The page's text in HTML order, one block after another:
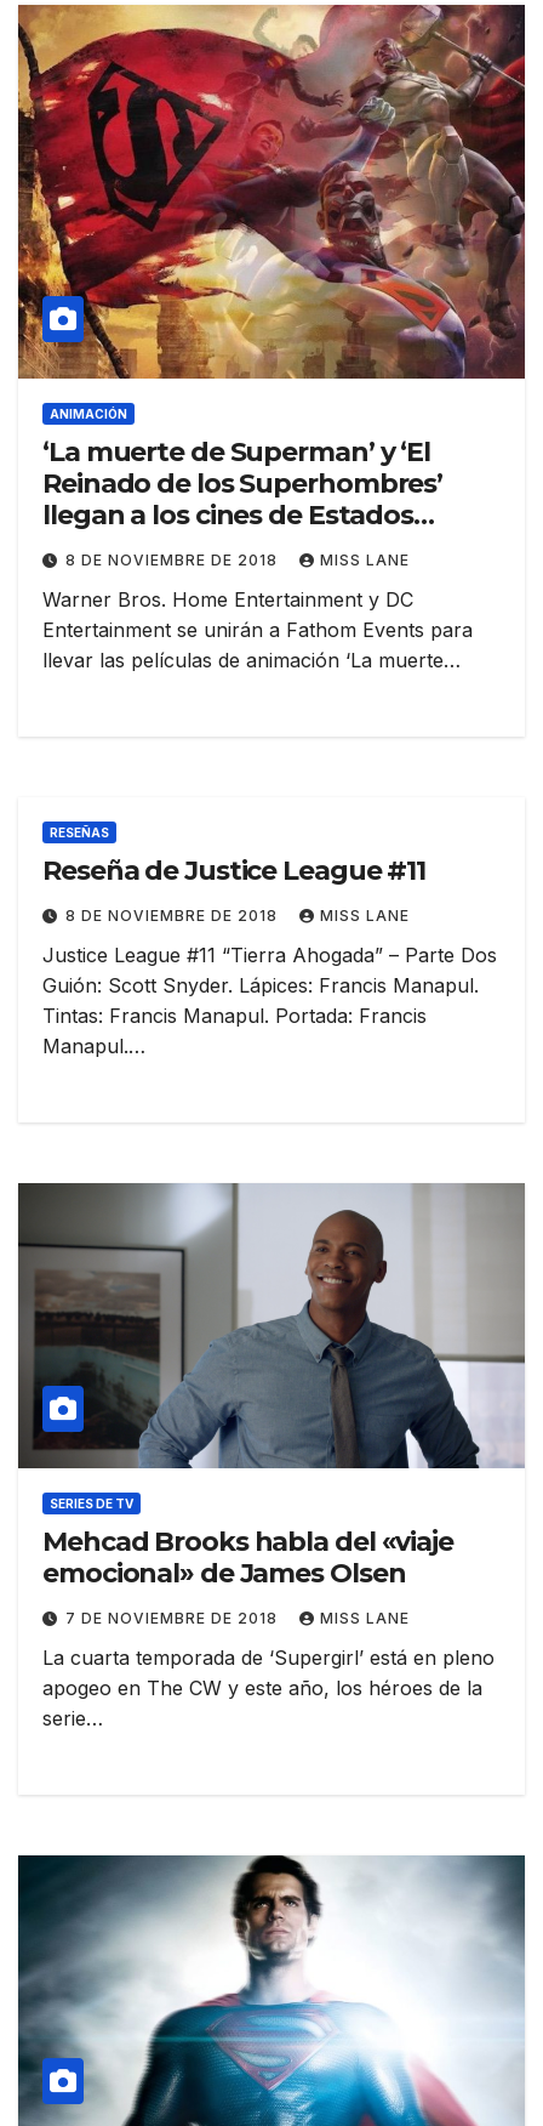
ANIMACIÓN
‘La muerte de Superman’ y ‘El
Reinado de los Superhombres’
llegan a los cines de Estados
Unidos
8 DE NOVIEMBRE DE 2018 MISS LANE
Warner Bros. Home Entertainment y DC
Entertainment se unirán a Fathom Events para
llevar las películas de animación ‘La muerte…
RESEÑAS
Reseña de Justice League #11
8 DE NOVIEMBRE DE 2018 MISS LANE
Justice League #11 “Tierra Ahogada” – Parte Dos
Guión: Scott Snyder. Lápices: Francis Manapul.
Tintas: Francis Manapul. Portada: Francis
Manapul.…
SERIES DE TV
Mehcad Brooks habla del «viaje
emocional» de James Olsen
7 DE NOVIEMBRE DE 2018 MISS LANE
La cuarta temporada de ‘Supergirl’ está en pleno
apogeo en The CW y este año, los héroes de la
serie…